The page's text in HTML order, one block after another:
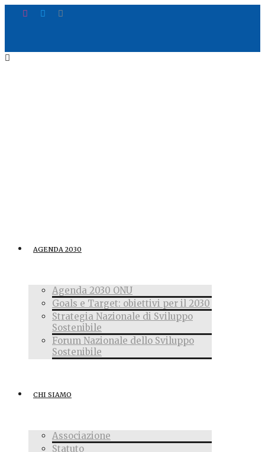
AGENDA 2030
Agenda 2030 ONU
Goals e Target: obiettivi per il 2030
Strategia Nazionale di Sviluppo
Sostenibile
Forum Nazionale dello Sviluppo
Sostenibile
CHI SIAMO
Associazione
Statuto